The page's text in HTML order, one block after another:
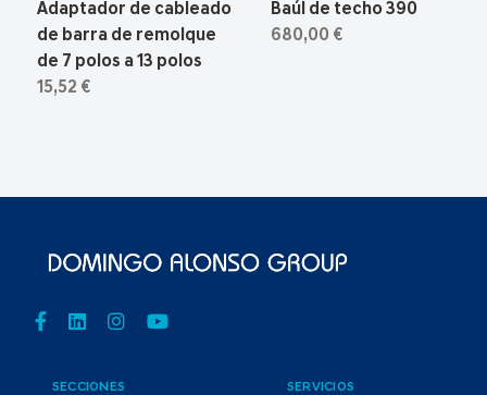
Adaptador de cableado
de barra de remolque
de 7 polos a 13 polos
15,52 €
Baúl de techo 390
680,00 €
SECCIONES SERVICIOS